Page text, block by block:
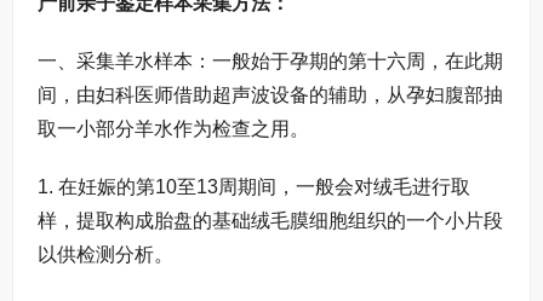
一、采集羊水样本：一般始于孕期的第十六周，在此期
间，由妇科医师借助超声波设备的辅助，从孕妇腹部抽
取一小部分羊水作为检查之用。
1. 在妊娠的第10至13周期间，一般会对绒毛进行取
样，提取构成胎盘的基础绒毛膜细胞组织的一个小片段
以供检测分析。